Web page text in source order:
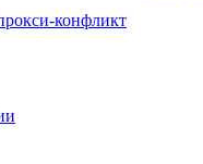
конфликт